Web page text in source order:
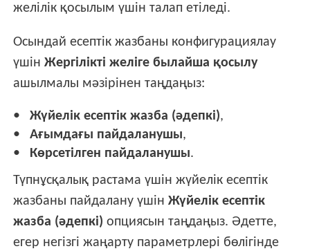
желілік қосылым үшін талап етіледі.
Осындай есептік жазбаны конфигурациялау
үшінЖергілікті желіге былайша қосылу
ашылмалы мәзірінен таңдаңыз:
Жүйелік есептік жазба (әдепкі),
Ағымдағы пайдаланушы,
Көрсетілген пайдаланушы.
Түпнұсқалық растама үшін жүйелік есептік
жазбаны пайдалану үшінЖүйелік есептік
жазба (әдепкі) опциясын таңдаңыз. Әдетте,
егер негізгі жаңарту параметрлері бөлігінде